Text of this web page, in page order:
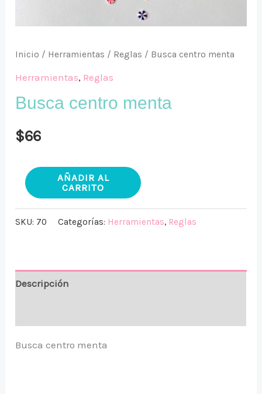
Inicio / Herramientas / Reglas / Busca centro menta
Herramientas, Reglas
Busca centro menta
$66
AÑADIR AL
CARRITO
SKU: 70 Categorías: Herramientas, Reglas
Descripción
Busca centro menta